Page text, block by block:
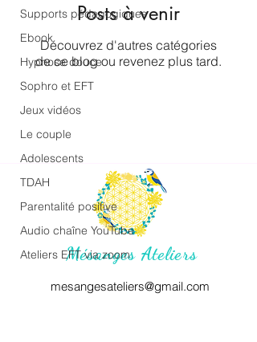
Supports pédagogiques
Ebook
Hypnose douce
Sophro et EFT
Jeux vidéos
Le couple
Adolescents
TDAH
Parentalité positive
Audio chaîne YouTube
Ateliers EFT via zoom
Posts à venir
Découvrez d'autres catégories
de ce blog ou revenez plus tard.
Mésanges Ateliers
mesangesateliers@gmail.com